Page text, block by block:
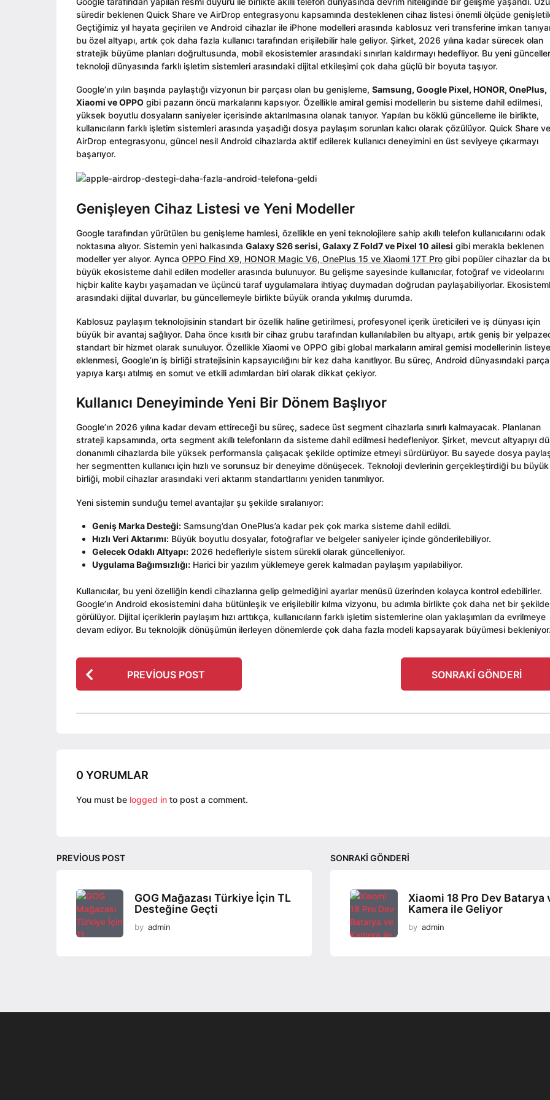
i
n
o
süredir beklenen Quick Share ve AirDrop entegrasyonu kapsamında desteklenen cihaz listesi önemli ölçüde
Geçtiğimiz yıl hayata geçirilen ve Android cihazlar ile iPhone modelleri arasında kablosuz veri transferine imkan
bu özel altyapı, artık çok daha fazla kullanıcı tarafından erişilebilir hale geliyor. Şirket, 2026 yılına kadar sürecek olan
stratejik büyüme planları doğrultusunda, mobil ekosistemler arasındaki sınırları kaldırmayı hedefliyor. Bu yeni
teknoloji dünyasında farklı işletim sistemleri arasındaki dijital etkileşimi çok daha güçlü bir boyuta taşıyor.
Google’ın yılın başında paylaştığı vizyonun bir parçası olan bu genişleme, Samsung, Google Pixel, HONOR, OnePlus,
Xiaomi ve OPPO gibi pazarın öncü markalarını kapsıyor. Özellikle amiral gemisi modellerin bu sisteme dahil edilmesi,
yüksek boyutlu dosyaların saniyeler içerisinde aktarılmasına olanak tanıyor. Yapılan bu köklü güncelleme ile birlikte,
kullanıcıların farklı işletim sistemleri arasında yaşadığı dosya paylaşım sorunları kalıcı olarak çözülüyor. Quick Share ve
AirDrop entegrasyonu, güncel nesil Android cihazlarda aktif edilerek kullanıcı deneyimini en üst seviyeye çıkarmayı
başarıyor.
Genişleyen Cihaz Listesi ve Yeni Modeller
Google tarafından yürütülen bu genişleme hamlesi, özellikle en yeni teknolojilere sahip akıllı telefon kullanıcılarını odak
noktasına alıyor. Sistemin yeni halkasında Galaxy S26 serisi, Galaxy Z Fold7 ve Pixel 10 ailesi gibi merakla beklenen
modeller yer alıyor. Ayrıca OPPO Find X9, HONOR Magic V6, OnePlus 15 ve Xiaomi 17T Pro gibi popüler cihazlar da
büyük ekosisteme dahil edilen modeller arasında bulunuyor. Bu gelişme sayesinde kullanıcılar, fotoğraf ve videolarını
hiçbir kalite kaybı yaşamadan ve üçüncü taraf uygulamalara ihtiyaç duymadan doğrudan paylaşabiliyorlar.
arasındaki dijital duvarlar, bu güncellemeyle birlikte büyük oranda yıkılmış durumda.
Kablosuz paylaşım teknolojisinin standart bir özellik haline getirilmesi, profesyonel içerik üreticileri ve iş dünyası için
büyük bir avantaj sağlıyor. Daha önce kısıtlı bir cihaz grubu tarafından kullanılabilen bu altyapı, artık geniş bir
standart bir hizmet olarak sunuluyor. Özellikle Xiaomi ve OPPO gibi global markaların amiral gemisi modellerinin listeye
eklenmesi, Google’ın iş birliği stratejisinin kapsayıcılığını bir kez daha kanıtlıyor. Bu süreç, Android dünyasındaki
yapıya karşı atılmış en somut ve etkili adımlardan biri olarak dikkat çekiyor.
Kullanıcı Deneyiminde Yeni Bir Dönem Başlıyor
Google’ın 2026 yılına kadar devam ettireceği bu süreç, sadece üst segment cihazlarla sınırlı kalmayacak. Planlanan
strateji kapsamında, orta segment akıllı telefonların da sisteme dahil edilmesi hedefleniyor. Şirket, mevcut altyapıyı
donanımlı cihazlarda bile yüksek performansla çalışacak şekilde optimize etmeyi sürdürüyor. Bu sayede dosya
her segmentten kullanıcı için hızlı ve sorunsuz bir deneyime dönüşecek. Teknoloji devlerinin gerçekleştirdiği bu
birliği, mobil cihazlar arasındaki veri aktarım standartlarını yeniden tanımlıyor.
Yeni sistemin sunduğu temel avantajlar şu şekilde sıralanıyor:
Geniş Marka Desteği: Samsung’dan OnePlus’a kadar pek çok marka sisteme dahil edildi.
Hızlı Veri Aktarımı: Büyük boyutlu dosyalar, fotoğraflar ve belgeler saniyeler içinde gönderilebiliyor.
Gelecek Odaklı Altyapı: 2026 hedefleriyle sistem sürekli olarak güncelleniyor.
Uygulama Bağımsızlığı: Harici bir yazılım yüklemeye gerek kalmadan paylaşım yapılabiliyor.
Kullanıcılar, bu yeni özelliğin kendi cihazlarına gelip gelmediğini ayarlar menüsü üzerinden kolayca kontrol edebilirler.
Google’ın Android ekosistemini daha bütünleşik ve erişilebilir kılma vizyonu, bu adımla birlikte çok daha net bir şekilde
görülüyor. Dijital içeriklerin paylaşım hızı arttıkça, kullanıcıların farklı işletim sistemlerine olan yaklaşımları da evrilmeye
devam ediyor. Bu teknolojik dönüşümün ilerleyen dönemlerde çok daha fazla modeli kapsayarak büyümesi
P
o
t
g
i
n
i
n
PREVIOUS POST SONRAKI GÖNDERI
0 YORUMLAR
You must be logged in to post a comment.
PREVIOUS POST
GOG Mağazası Türkiye İçin TL
Desteğine Geçti
by admin
SONRAKI GÖNDERI
Xiaomi 18 Pro Dev Batarya
Kamera ile Geliyor
by admin